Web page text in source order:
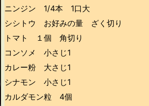
ニンジン 1/4本 1口大
シシトウ お好みの量 ざく切り
トマト １個 角切り
コンソメ 小さじ1
カレー粉 大さじ1
シナモン 小さじ1
カルダモン粒 4個